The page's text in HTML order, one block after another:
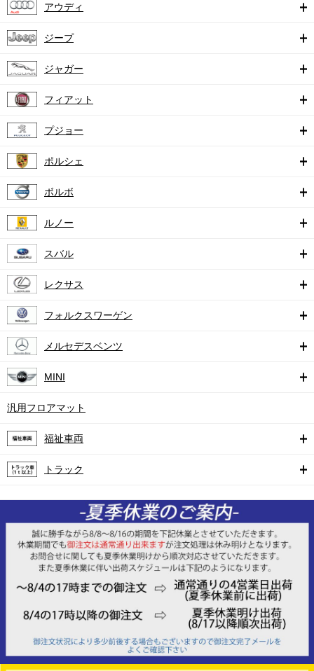
アウディ
ジープ
ジャガー
フィアット
プジョー
ポルシェ
ボルボ
ルノー
スバル
レクサス
フォルクスワーゲン
メルセデスベンツ
MINI
汎用フロアマット
福祉車両
トラック